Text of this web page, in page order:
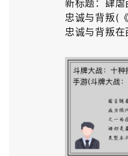
新标题：肆虐
忠诚与背叛(
忠诚与背叛在